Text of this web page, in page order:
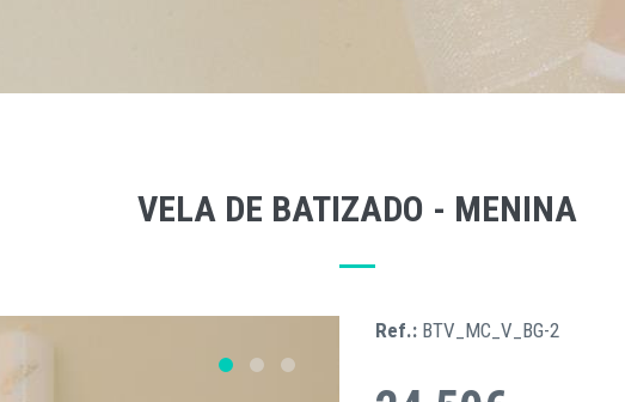
VELA DE BATIZADO - MENINA
Ref.: BTV_MC_V_BG-2